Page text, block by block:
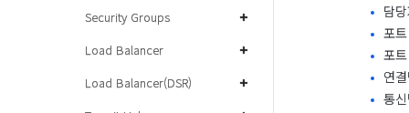
Security Groups
Load Balancer
Load Balancer(DSR)
담
포
포
연
통